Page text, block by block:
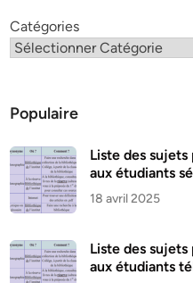
Catégories
Populaire
Liste des
aux étudiants
18 avril 2025
Liste des
aux étudiants